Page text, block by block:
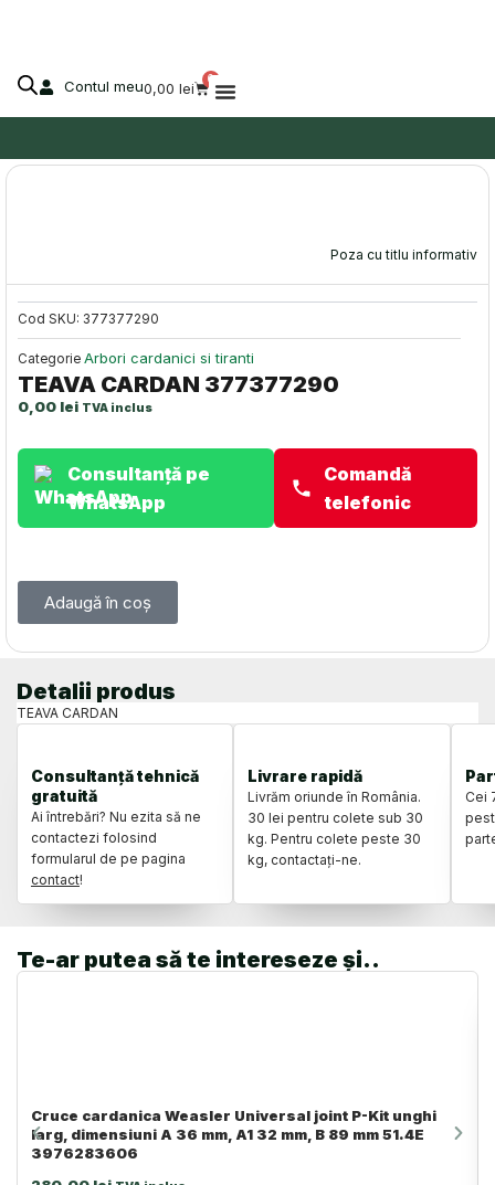
Contul meu0,00 lei
0
Cart
Poza cu titlu informativ
Cod SKU: 377377290
Categorie Arbori cardanici si tiranti
TEAVA CARDAN 377377290
0,00 lei TVA inclus
Consultanță pe
WhatsApp
Comandă
telefonic
Adaugă în coș
Detalii produs
TEAVA CARDAN
Consultanță tehnică
gratuită
Ai întrebări? Nu ezita să ne
contactezi folosind
formularul de pe pagina
contact!
Livrare rapidă
Livrăm oriunde în România.
30 lei pentru colete sub 30
kg. Pentru colete peste 30
kg, contactați-ne.
Cei
Te-ar putea să te intereseze și..
Cruce cardanica Weasler Universal joint P-Kit unghi
larg, dimensiuni A 36 mm, A1 32 mm, B 89 mm 51.4E
3976283606